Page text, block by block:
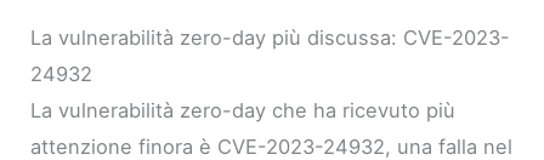
La vulnerabilità zero-day più discussa: CVE-2023-
24932
La vulnerabilità zero-day che ha ricevuto più
attenzione finora è CVE-2023-24932, una falla nel